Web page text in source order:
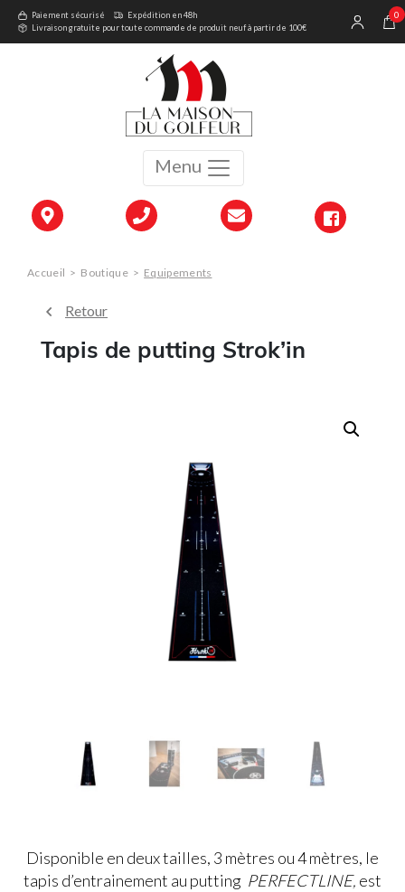
Menu
Paiement sécurisé
Expédition en 48h
Livraison gratuite pour toute commande de produit neuf à partir de 100€
0
Accueil > Boutique > Equipements
Retour
Tapis de putting Strok’in
Disponible en deux tailles, 3 mètres ou 4 mètres, le
tapis d’entrainement au putting PERFECTLINE, est